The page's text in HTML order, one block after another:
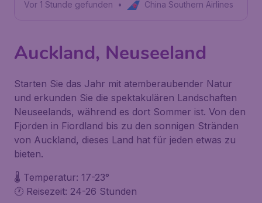
Vor 1 Stunde gefunden • China Southern Airlines
Auckland, Neuseeland
Starten Sie das Jahr mit atemberaubender Natur
und erkunden Sie die spektakulären Landschaften
Neuseelands, während es dort Sommer ist. Von den
Fjorden in Fiordland bis zu den sonnigen Stränden
von Auckland, dieses Land hat für jeden etwas zu
bieten.
🌡️ Temperatur: 17-23°
🕐 Reisezeit: 24-26 Stunden